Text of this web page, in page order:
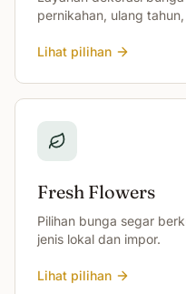
pernikahan, ulang
Lihat pilihan
Fresh Flowers
Pilihan bunga segar
jenis lokal dan impor.
Lihat pilihan